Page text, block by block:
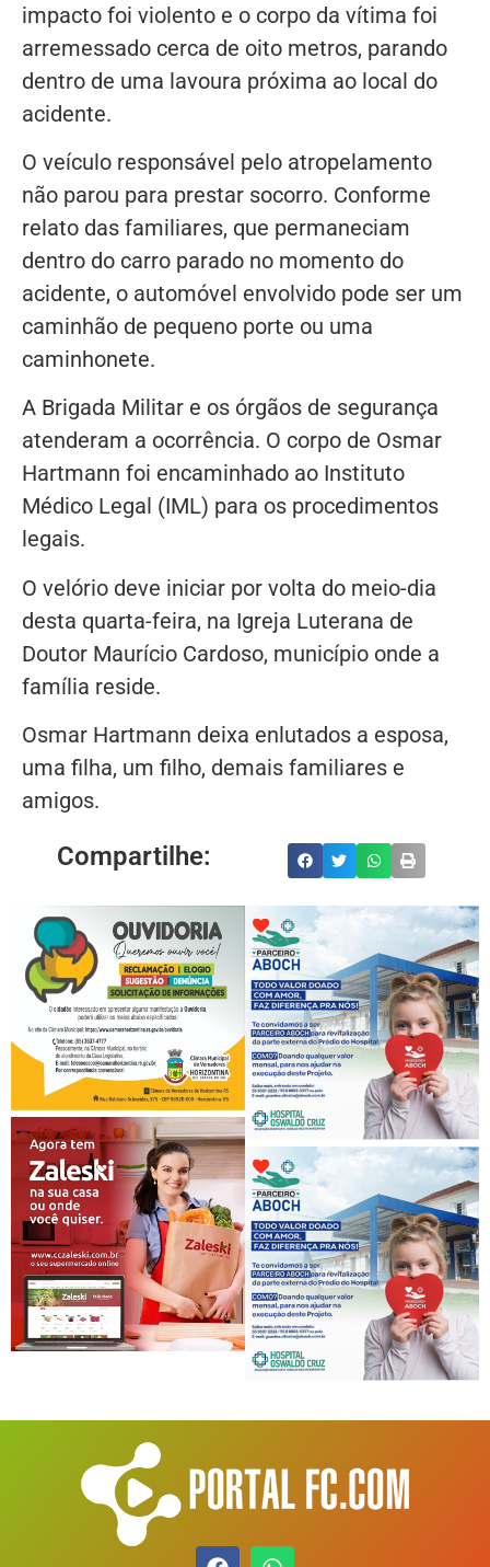
impacto foi violento e o corpo da vítima foi
arremessado cerca de oito metros, parando
dentro de uma lavoura próxima ao local do
acidente.
O veículo responsável pelo atropelamento
não parou para prestar socorro. Conforme
relato das familiares, que permaneciam
dentro do carro parado no momento do
acidente, o automóvel envolvido pode ser um
caminhão de pequeno porte ou uma
caminhonete.
A Brigada Militar e os órgãos de segurança
atenderam a ocorrência. O corpo de Osmar
Hartmann foi encaminhado ao Instituto
Médico Legal (IML) para os procedimentos
legais.
O velório deve iniciar por volta do meio-dia
desta quarta-feira, na Igreja Luterana de
Doutor Maurício Cardoso, município onde a
família reside.
Osmar Hartmann deixa enlutados a esposa,
uma filha, um filho, demais familiares e
amigos.
Compartilhe: